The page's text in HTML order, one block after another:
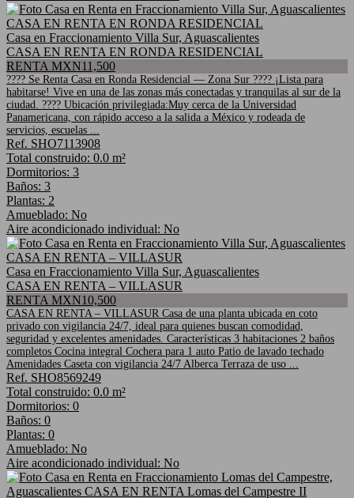
Casa en Fraccionamiento Villa Sur, Aguascalientes
CASA EN RENTA EN RONDA RESIDENCIAL
RENTA MXN11,500
???? Se Renta Casa en Ronda Residencial — Zona Sur ???? ¡Lista para
habitarse! Vive en una de las zonas más conectadas y tranquilas al sur de la
ciudad. ???? Ubicación privilegiada:Muy cerca de la Universidad
Panamericana, con rápido acceso a la salida a México y rodeada de
servicios, escuelas ...
Ref. SHO7113908
Total construido: 0.0 m²
Dormitorios: 3
Baños: 3
Plantas: 2
Amueblado: No
Aire acondicionado individual: No
Casa en Fraccionamiento Villa Sur, Aguascalientes
CASA EN RENTA – VILLASUR
RENTA MXN10,500
CASA EN RENTA – VILLASUR Casa de una planta ubicada en coto
privado con vigilancia 24/7, ideal para quienes buscan comodidad,
seguridad y excelentes amenidades. Características 3 habitaciones 2 baños
completos Cocina integral Cochera para 1 auto Patio de lavado techado
Amenidades Caseta con vigilancia 24/7 Alberca Terraza de uso ...
Ref. SHO8569249
Total construido: 0.0 m²
Dormitorios: 0
Baños: 0
Plantas: 0
Amueblado: No
Aire acondicionado individual: No